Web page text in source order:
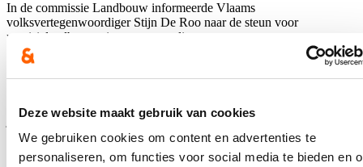
Deze website maakt gebruik van cookies
We gebruiken cookies om content en advertenties te
personaliseren, om functies voor social media te bieden en
In de commissie Landbouw informeerde Vlaams
volksvertegenwoordiger Stijn De Roo naar de steun voor
precisielandbouw via pre-ecoregelingen.
Hierover verscheen op 7 december een bericht op de website van
Landbouwleven. Je kan het nalezen viadeze link.
Meer informatie over de vraag en het antwoord van de minister kan
hiervinden.
In de pers